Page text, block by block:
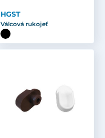
HGST
Válcová rukojeť